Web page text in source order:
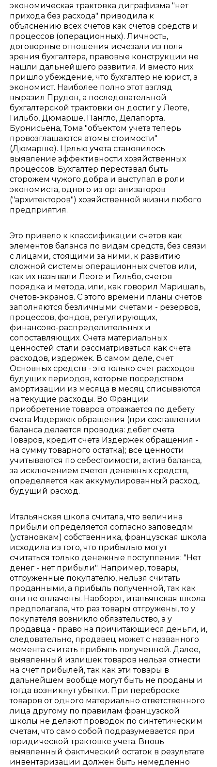
экономическая трактовка диграфизма "нет
прихода без расхода" приводила к
объяснению всех счетов как счетов средств и
процессов (операционных). Личность,
договорные отношения исчезали из поля
зрения бухгалтера, правовые конструкции не
нашли дальнейшего развития. И вместо них
пришло убеждение, что бухгалтер не юрист, а
экономист. Наиболее полно этот взгляд
выразил Прудон, а последовательной
бухгалтерской трактовки он достиг у Леоте,
Гильбо, Дюмарше, Пангло, Делапорта,
Бурнисьена, Тома "объектом учета теперь
провозглашаются атомы стоимости"
(Дюмарше). Целью учета становилось
выявление эффективности хозяйственных
процессов. Бухгалтер переставал быть
сторожем чужого добра и выступал в роли
экономиста, одного из организаторов
("архитекторов") хозяйственной жизни любого
предприятия.
Это привело к классификации счетов как
элементов баланса по видам средств, без связи
с лицами, стоящими за ними, к развитию
сложной системы операционных счетов или,
как их называли Леоте и Гильбо, счетов
порядка и метода, или, как говорил Маришаль,
счетов-экранов. С этого времени планы счетов
заполняются безличными счетами - резервов,
процессов, фондов, регулирующих,
финансово-распределительных и
сопоставляющих. Счета материальных
ценностей стали рассматриваться как счета
расходов, издержек. В самом деле, счет
Основных средств - это только счет расходов
будущих периодов, которые посредством
амортизации из месяца в месяц списываются
на текущие расходы. Во Франции
приобретение товаров отражается по дебету
счета Издержек обращения (при составлении
баланса делается проводка: дебет счета
Товаров, кредит счета Издержек обращения -
на сумму товарного остатка); все ценности
учитываются по себестоимости, актив баланса,
за исключением счетов денежных средств,
определяется как аккумулированный расход,
будущий расход.
Итальянская школа считала, что величина
прибыли определяется согласно заповедям
(установкам) собственника, французская школа
исходила из того, что прибылью могут
считаться только денежные поступления: "Нет
денег - нет прибыли". Например, товары,
отгруженные покупателю, нельзя считать
проданными, а прибыль полученной, так как
они не оплачены. Наоборот, итальянская школа
предполагала, что раз товары отгружены, то у
покупателя возникло обязательство, а у
продавца - право на причитающиеся деньги, и,
следовательно, продавец может с названного
момента считать прибыль полученной. Далее,
выявленный излишек товаров нельзя отнести
на счет прибылей, так как эти товары в
дальнейшем вообще могут быть не проданы и
тогда возникнут убытки. При переброске
товаров от одного материально ответственного
лица другому по правилам французской
школы не делают проводок по синтетическим
счетам, что само собой подразумевается при
юридической трактовке учета. Вновь
выявленный фактический остаток в результате
инвентаризации должен быть немедленно